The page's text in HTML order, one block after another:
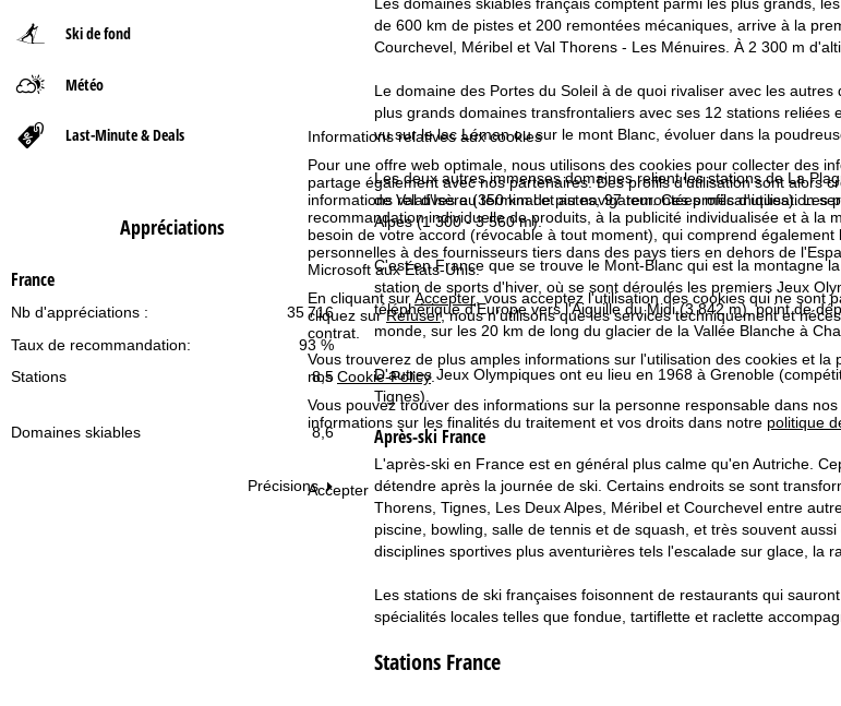
Informations relatives aux cookies
Pour une offre web optimale, nous utilisons des cookies pour collecter des
partage également avec nos partenaires. Des profils d'utilisation sont alors
informations relatives au terminal et au navigateur. Ces profils d'utilisation
recommandation individuelle de produits, à la publicité individualisée et à la
besoin de votre accord (révocable à tout moment), qui comprend
personnelles à des fournisseurs tiers dans des pays tiers en dehors de
Microsoft aux États-Unis.
En cliquant surAccepter, vous acceptez l'utilisation des cookies qui ne sont
cliquez surRefuser, nous n'utilisons que les services techniquement et
contrat.
Vous trouverez de plus amples informations sur l'utilisation des cookies et
nosCookie-Policy.
Vous pouvez trouver des informations sur la personne responsable dans nos
informations sur les finalités du traitement et vos droits dans notre politique
Accepter
Ski de fond
Météo
Last-Minute & Deals
Appréciations
France
35 716
Nb d'appréciations :
93 %
Taux de recommandation:
Stations
8,5
Domaines skiables 8,6
Précisions
d
'
a
c
c
u
e
l
de 600 km de pistes et 200 remontées mécaniques, arrive à la
Courchevel, Méribel et Val Thorens - Les Ménuires. À 2 300 m
Le domaine des Portes du Soleil à de quoi rivaliser avec les
plus grands domaines transfrontaliers avec ses 12 stations
vu sur le lac Léman ou sur le mont Blanc, évoluer dans la
Les deux autres immenses domaines relient les stations de La
de Val d'Isère (350 km de pistes, 97 remontées mécaniques).
Alpes (1 300 - 3 560 m).
C'est en France que se trouve le Mont-Blanc qui est la montagne
station de sports d'hiver, où se sont déroulés les premiers Jeux
téléphérique d'Europe vers l'Aiguille du Midi (3 842 m), point de
monde, sur les 20 km de long du glacier de la Vallée Blanche à
D'autres Jeux Olympiques ont eu lieu en 1968 à Grenoble
Tignes).
Après-ski France
L'après-ski en France est en général plus calme qu'en Autriche.
détendre après la journée de ski. Certains endroits se sont
Thorens, Tignes, Les Deux Alpes, Méribel et Courchevel entre
piscine, bowling, salle de tennis et de squash, et très souvent
disciplines sportives plus aventurières tels l'escalade sur glace, la
Les stations de ski françaises foisonnent de restaurants qui
spécialités locales telles que fondue, tartiflette et raclette
Stations France